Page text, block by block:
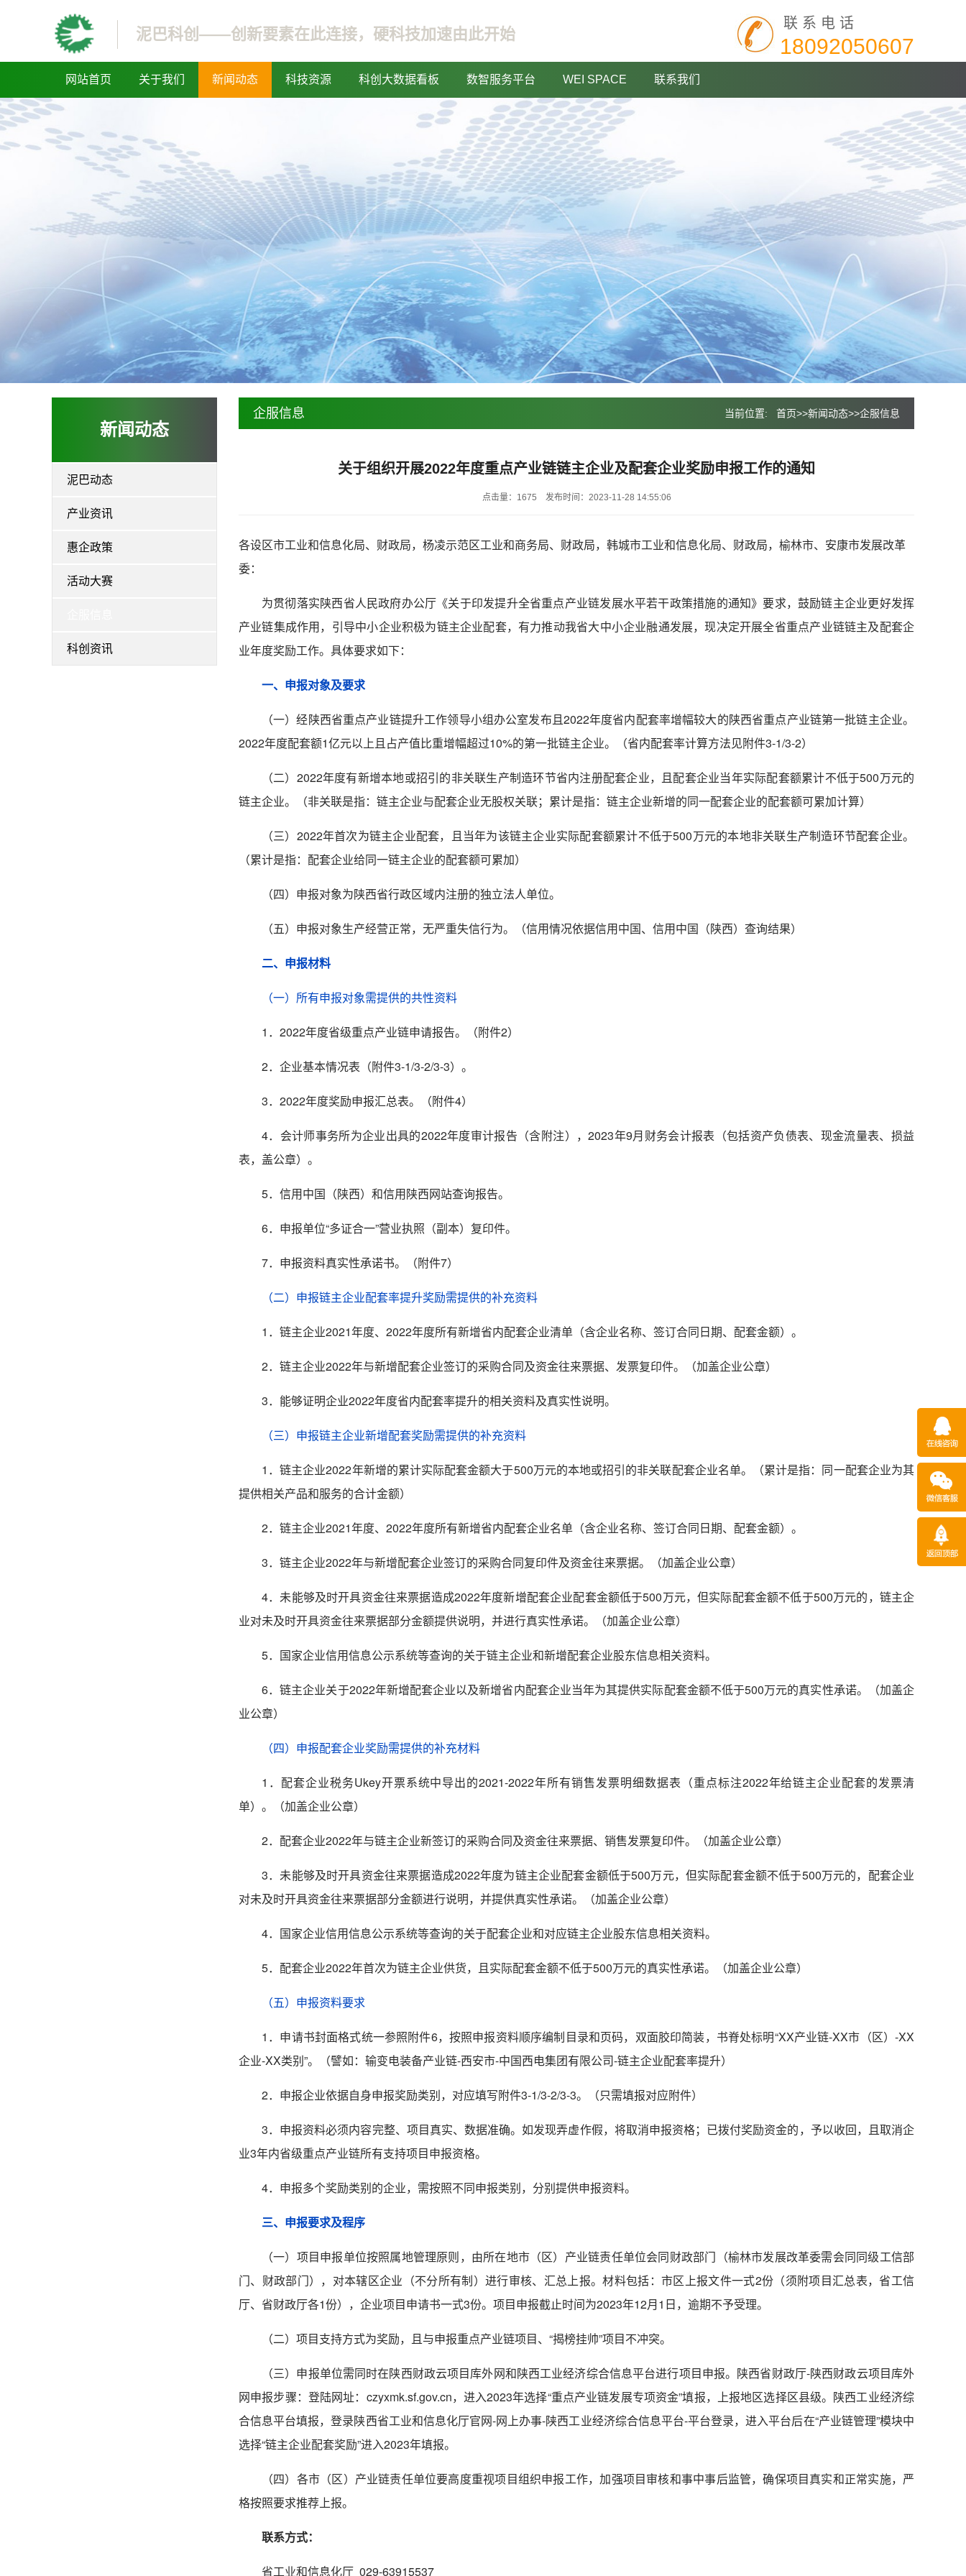
泥巴科创——创新要素在此连接，硬科技加速由此开始
联系电话
18092050607
网站首页 关于我们 新闻动态 科技资源 科创大数据看板 数智服务平台 WEI SPACE 联系我们
新闻动态
泥巴动态
产业资讯
惠企政策
活动大赛
科创资讯
企服信息 当前位置: 首页>>新闻动态>>企服信息
关于组织开展2022年度重点产业链链主企业及配套企业奖励申报工作的通知
点击量：1675 发布时间：2023-11-28 14:55:06
各设区市工业和信息化局、财政局，杨凌示范区工业和商务局、财政局，韩城市工业和信息化局、财政局，榆林市、安康市发展改革
委：
为贯彻落实陕西省人民政府办公厅《关于印发提升全省重点产业链发展水平若干政策措施的通知》要求，鼓励链主企业更好发挥
产业链集成作用，引导中小企业积极为链主企业配套，有力推动我省大中小企业融通发展，现决定开展全省重点产业链链主及配套企
业年度奖励工作。具体要求如下：
一、申报对象及要求
（一）经陕西省重点产业链提升工作领导小组办公室发布且2022年度省内配套率增幅较大的陕西省重点产业链第一批链主企业。
2022年度配套额1亿元以上且占产值比重增幅超过10%的第一批链主企业。
（省内配套率计算方法见附件3-1/3-2）
（二） 2022年度有新增本地或招引的非关联生产制造环节省内注册配套企业，且配套企业当年实际配套额累计不低于500万元的
链主企业。（非关联是指：链主企业与配套企业无股权关联；累计是指：链主企业新增的同一配套企业的配套额可累加计算）
（三） 2022年首次为链主企业配套，且当年为该链主企业实际配套额累计不低于500万元的本地非关联生产制造环节配套企业。
（累计是指：配套企业给同一链主企业的配套额可累加）
（四）申报对象为陕西省行政区域内注册的独立法人单位。
（五）申报对象生产经营正常，无严重失信行为。（信用情况依据信用中国、信用中国（陕西）查询结果）
二、申报材料
（一）所有申报对象需提供的共性资料
1．2022年度省级重点产业链申请报告。（附件2）
2． 企业基本情况表（附件3-1/3-2/3-3）。
3．2022年度奖励申报汇总表。（附件4）
4． 会计师事务所为企业出具的2022年度审计报告（含附注），2023年9月财务会计报表（包括资产负债表、现金流量表、损益
表，盖公章）。
5．信用中国（陕西）和信用陕西网站查询报告。
6． 申报单位“多证合一”营业执照（副本）复印件。
7． 申报资料真实性承诺书。（附件7）
（二）申报链主企业配套率提升奖励需提供的补充资料
1 ． 链主企业2021年度、2022年度所有新增省内配套企业清单（含企业名称、签订合同日期、配套金额）。
2．链主企业2022年与新增配套企业签订的采购合同及资金往来票据、发票复印件。（加盖企业公章）
3．能够证明企业2022年度省内配套率提升的相关资料及真实性说明。
（三）申报链主企业新增配套奖励需提供的补充资料
1．链主企业2022年新增的累计实际配套金额大于500万元的本地或招引的非关联配套企业名单。（累计是指：同一配套企业为其
提供相关产品和服务的合计金额）
2． 链主企业2021年度、2022年度所有新增省内配套企业名单（含企业名称、签订合同日期、配套金额）。
3． 链主企业2022年与新增配套企业签订的采购合同复印件及资金往来票据。（加盖企业公章）
4．未能够及时开具资金往来票据造成2022年度新增配套企业配套金额低于500万元，但实际配套金额不低于500万元的，链主企
业对未及时开具资金往来票据部分金额提供说明，并进行真实性承诺。（加盖企业公章）
5．国家企业信用信息公示系统等查询的关于链主企业和新增配套企业股东信息相关资料。
6．链主企业关于2022年新增配套企业以及新增省内配套企业当年为其提供实际配套金额不低于500万元的真实性承诺。（加盖企
业公章）
（四）申报配套企业奖励需提供的补充材料
1 ．配套企业税务Ukey开票系统中导出的2021-2022年所有销售发票明细数据表（重点标注2022年给链主企业配套的发票清
单）。（加盖企业公章）
2．配套企业2022年与链主企业新签订的采购合同及资金往来票据、销售发票复印件。（加盖企业公章）
3．未能够及时开具资金往来票据造成2022年度为链主企业配套金额低于500万元，但实际配套金额不低于500万元的，配套企业
对未及时开具资金往来票据部分金额进行说明，并提供真实性承诺。（加盖企业公章）
4．国家企业信用信息公示系统等查询的关于配套企业和对应链主企业股东信息相关资料。
5．配套企业2022年首次为链主企业供货，且实际配套金额不低于500万元的真实性承诺。（加盖企业公章）
（五）申报资料要求
1． 申请书封面格式统一参照附件6，按照申报资料顺序编制目录和页码，双面胶印简装，书脊处标明“XX产业链-XX市（区）-XX
企业-XX类别”。（譬如：输变电装备产业链-西安市-中国西电集团有限公司-链主企业配套率提升）
2． 申报企业依据自身申报奖励类别，对应填写附件3-1/3-2/3-3。（只需填报对应附件）
3． 申报资料必须内容完整、项目真实、数据准确。如发现弄虚作假，将取消申报资格；已拨付奖励资金的，予以收回，且取消企
业3年内省级重点产业链所有支持项目申报资格。
4．申报多个奖励类别的企业，需按照不同申报类别，分别提供申报资料。
三、申报要求及程序
（一）项目申报单位按照属地管理原则，由所在地市（区）产业链责任单位会同财政部门（榆林市发展改革委需会同同级工信部
门、财政部门），对本辖区企业（不分所有制）进行审核、汇总上报。材料包括：市区上报文件一式2份（须附项目汇总表，省工信
厅、省财政厅各1份），企业项目申请书一式3份。项目申报截止时间为2023年12月1 日，逾期不予受理。
（二）项目支持方式为奖励，且与申报重点产业链项目、 “揭榜挂帅”项目不冲突。
（三）申报单位需同时在陕西财政云项目库外网和陕西工业经济综合信息平台进行项目申报。陕西省财政厅-陕西财政云项目库外
网申报步骤：登陆网址： czyxmk.sf.gov.cn，进入2023年选择“重点产业链发展专项资金”填报，上报地区选择区县级。陕西工业经济综
合信息平台填报，登录陕西省工业和信息化厅官网-网上办事-陕西工业经济综合信息平台-平台登录，进入平台后在“产业链管理”模块中
选择“链主企业配套奖励”进入2023年填报。
（四）各市（区）产业链责任单位要高度重视项目组织申报工作，加强项目审核和事中事后监管，确保项目真实和正常实施，严
格按照要求推荐上报。
联系方式：
省工业和信息化厅 029-63915537